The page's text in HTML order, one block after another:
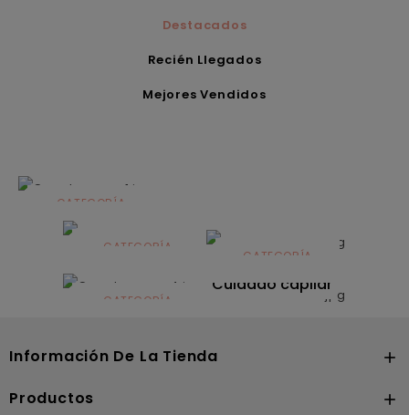
Destacados
Recién Llegados
Mejores Vendidos
CATEGORÍA
Alimentación
infantilCATEGORÍA
Dermocosmética
CATEGORÍA
Solares
CATEGORÍA
Cuidado capilar
Información De La Tienda 
Productos 